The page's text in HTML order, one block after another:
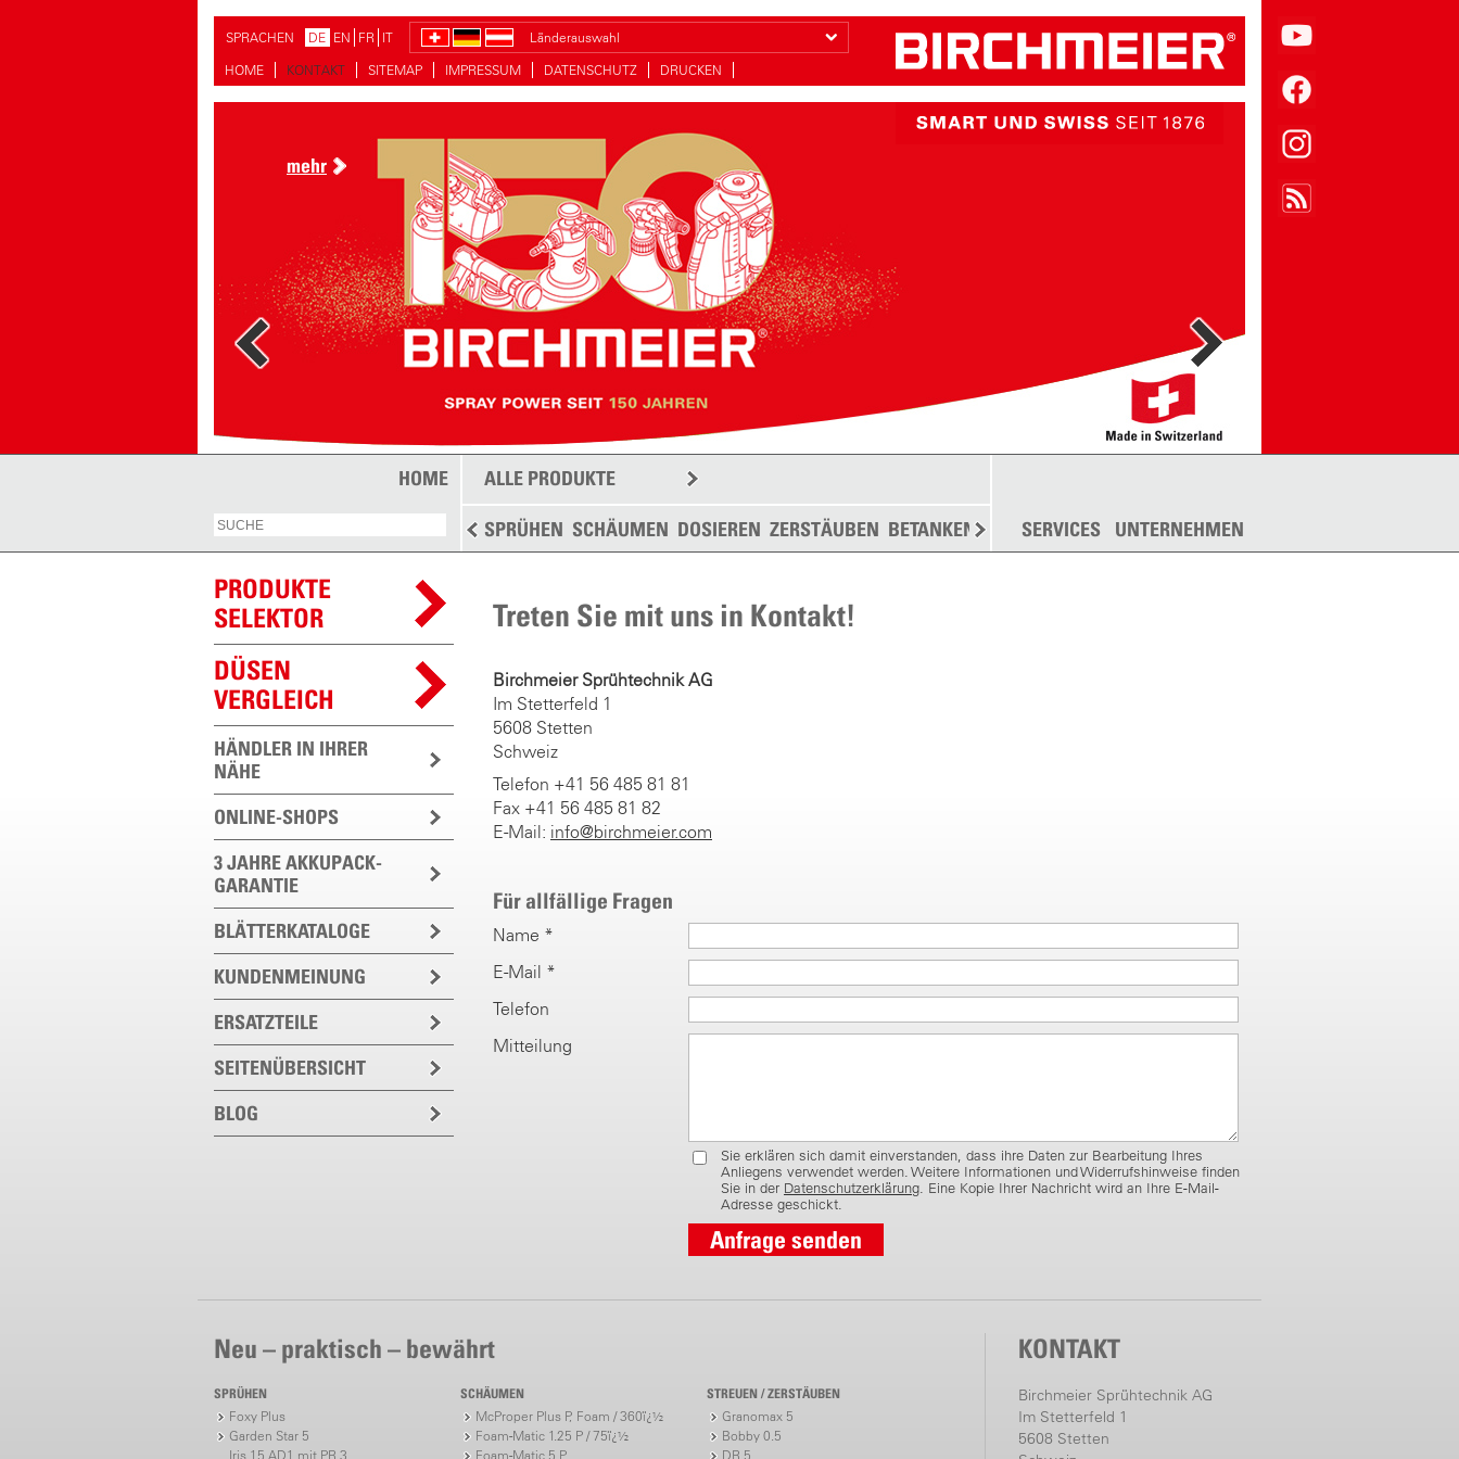
SPRACHEN DE EN FR IT
Länderauswahl
HOME
KONTAKT SITEMAP IMPRESSUM DATENSCHUTZ DRUCKEN
mehr
HOME ALLE PRODUKTE
SPRÜHEN SCHÄUMEN DOSIEREN ZERSTÄUBEN BETANKEN STREUEN WEITERE
SERVICES UNTERNEHMEN
PRODUKTE
SELEKTOR
DÜSEN
VERGLEICH
HÄNDLER IN IHRER
NÄHE
ONLINE-SHOPS
3 JAHRE AKKUPACK-
GARANTIE
BLÄTTERKATALOGE
KUNDENMEINUNG
ERSATZTEILE
SEITENÜBERSICHT
BLOG
Treten Sie mit uns in Kontakt!
Birchmeier Sprühtechnik AG
Im Stetterfeld 1
5608 Stetten
Schweiz
Telefon +41 56 485 81 81
Fax +41 56 485 81 82
E-Mail: info@birchmeier.com
Für allfällige Fragen
Name *
E-Mail *
Telefon
Mitteilung
Sie erklären sich damit einverstanden, dass ihre Daten zur Bearbeitung Ihres
Anliegens verwendet werden. Weitere Informationen und Widerrufshinweise finden
Sie in der Datenschutzerklärung. Eine Kopie Ihrer Nachricht wird an Ihre E-Mail-
Adresse geschickt.
Neu – praktisch – bewährt
SPRÜHEN
Foxy Plus
Garden Star 5
Iris 15 AD1 mit PR 3
SCHÄUMEN
McProper Plus P, Foam / 360ï¿½
Foam-Matic 1.25 P / 75ï¿½
Foam-Matic 5 P
STREUEN / ZERSTÄUBEN
Granomax 5
Bobby 0.5
DR 5
KONTAKT
Birchmeier Sprühtechnik AG
Im Stetterfeld 1
5608 Stetten